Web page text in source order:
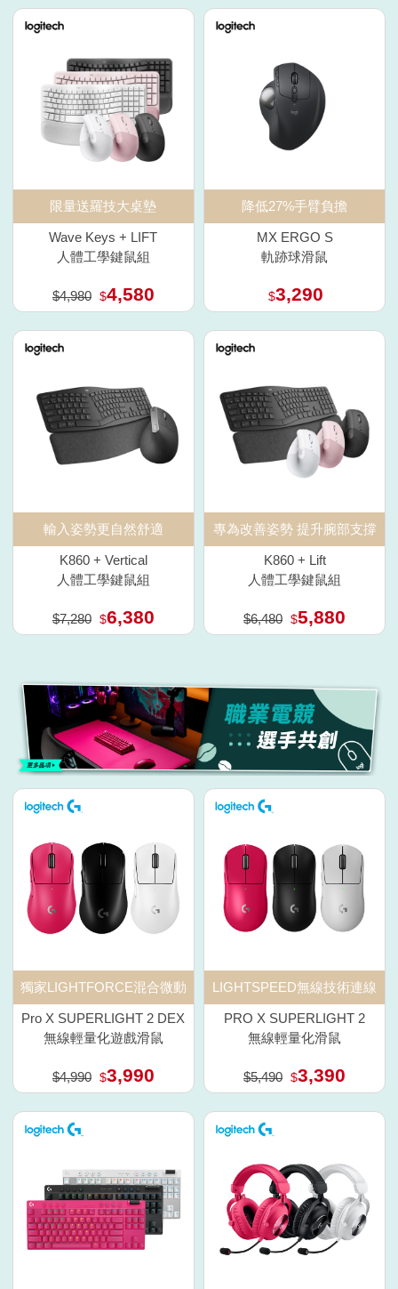
限量送羅技大桌墊
Wave Keys + LIFT
人體工學鍵鼠組
$4,980 $4,580
降低27%手臂負擔
MX ERGO S
軌跡球滑鼠
$3,290
輸入姿勢更自然舒適
K860 + Vertical
人體工學鍵鼠組
$7,280 $6,380
專為改善姿勢 提升腕部支撐
K860 + Lift
人體工學鍵鼠組
$6,480 $5,880
獨家LIGHTFORCE混合微動
Pro X SUPERLIGHT 2 DEX
無線輕量化遊戲滑鼠
$4,990 $3,990
LIGHTSPEED無線技術連線
PRO X SUPERLIGHT 2
無線輕量化滑鼠
$5,490 $3,390